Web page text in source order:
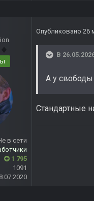
в сети
1 795
1091
Опубликовано 26
В
А у свободы
Стандартные